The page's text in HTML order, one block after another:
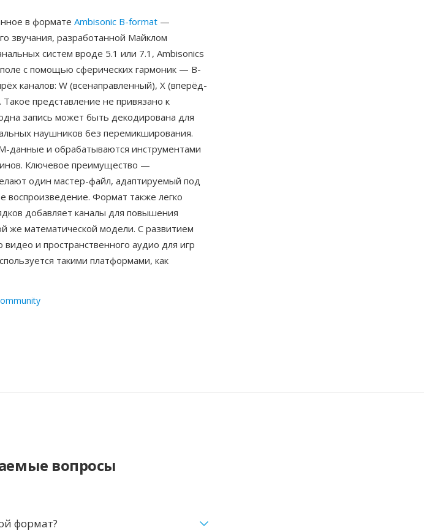
в формате Ambisonic B-format —
звучания, разработанной Майклом
систем вроде 5.1 или 7.1, Ambisonics
с помощью сферических гармоник — B-
каналов: W (всенаправленный), X (вперёд-
представление не привязано к
запись может быть декодирована для
наушников без перемикширования.
данные и обрабатываются инструментами
Ключевое преимущество —
один мастер-файл, адаптируемый под
воспроизведение. Формат также легко
добавляет каналы для повышения
же математической модели. С развитием
и пространственного аудио для игр
такими платформами, как
вопросы
формат?